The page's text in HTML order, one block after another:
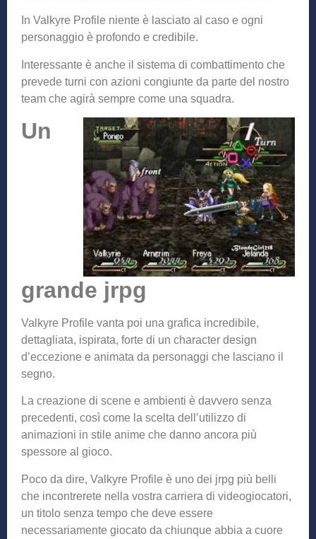
In Valkyre Profile niente è lasciato al caso e ogni
personaggio è profondo e credibile.
Interessante è anche il sistema di combattimento che
prevede turni con azioni congiunte da parte del nostro
team che agirà sempre come una squadra.
Un
grande jrpg
Valkyre Profile vanta poi una grafica incredibile,
dettagliata, ispirata, forte di un character design
d’eccezione e animata da personaggi che lasciano il
segno.
La creazione di scene e ambienti è davvero senza
precedenti, così come la scelta dell’utilizzo di
animazioni in stile anime che danno ancora più
spessore al gioco.
Poco da dire, Valkyre Profile è uno dei jrpg più belli
che incontrerete nella vostra carriera di videogiocatori,
un titolo senza tempo che deve essere
necessariamente giocato da chiunque abbia a cuore